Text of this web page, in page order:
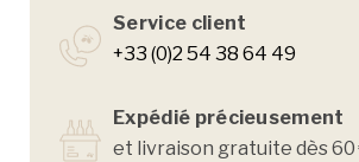
Service client
+33 (0)2 54 38 64 49
Expédié précieusement
et livraison gratuite dès 60